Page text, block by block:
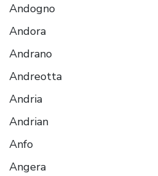
Andogno
Andora
Andrano
Andreotta
Andria
Andrian
Anfo
Angera